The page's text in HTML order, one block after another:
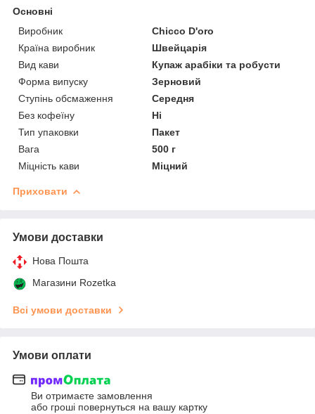
Основні
Виробник
Chicco D'oro
Країна виробник
Швейцарія
Вид кави
Купаж арабіки та робусти
Форма випуску
Зерновий
Ступінь обсмаження
Середня
Без кофеїну
Ні
Тип упаковки
Пакет
Вага
500 г
Міцність кави
Міцний
Приховати
Умови доставки
Нова Пошта
Магазини Rozetka
Всі умови доставки
Умови оплати
Ви отримаєте замовлення
або гроші повернуться на вашу картку